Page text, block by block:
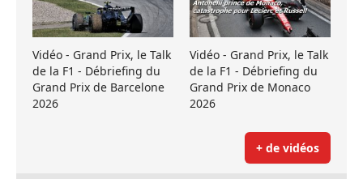
Vidéo - Grand Prix, le Talk
de la F1 - Débriefing du
Grand Prix de Barcelone
2026
Vidéo - Grand Prix, le Talk
de la F1 - Débriefing du
Grand Prix de Monaco
2026
+ de vidéos